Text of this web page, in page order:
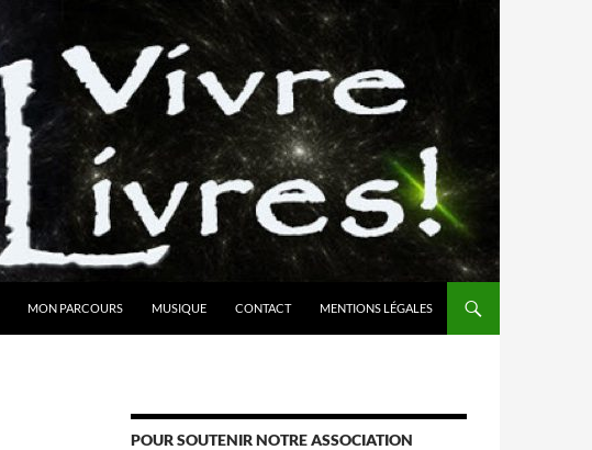
MON PARCOURS MUSIQUE CONTACT MENTIONS LÉGALES
POUR SOUTENIR NOTRE ASSOCIATION